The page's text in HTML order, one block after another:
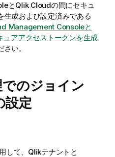
とQlik Cloudの間にセキュ
生成および設定済みである
Management Consoleと
アアクセストークンを生成
い。
のジョイン
設定
して、 Qlikテナントと